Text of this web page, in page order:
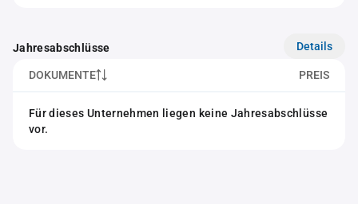
Jahresabschlüsse Details
DOKUMENTE PREIS
Für dieses Unternehmen liegen keine Jahresabschlüsse
vor.